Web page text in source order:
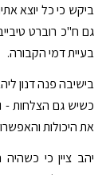
ביקש כי כל יוצא
גם ח"כ רוברט
בעיית דמי הקבורה.
בישיבה פנה דנון
כשיש גם הצלחות -
את היכולות
יהב ציין כי